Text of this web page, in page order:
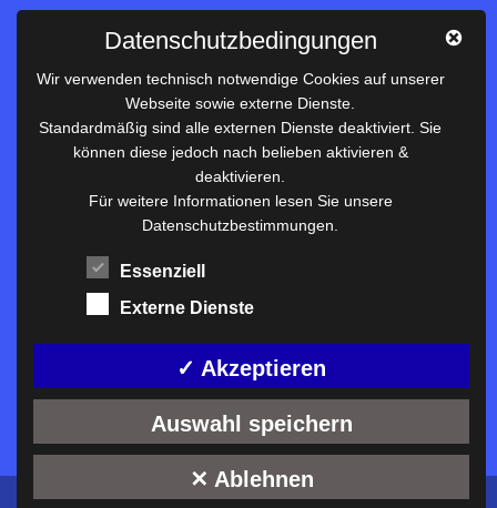
Datenschutz
Nützliches
Vertretungsplan
Unterrichtszeiten
Downloadbereich
Terminkalender
Termine AKTUELL
Anfahrt/Kontakt
Datenschutzbedingungen
Wir verwenden technisch notwendige Cookies auf unserer
Webseite sowie externe Dienste.
Standardmäßig sind alle externen Dienste deaktiviert. Sie
können diese jedoch nach belieben aktivieren &
deaktivieren.
Für weitere Informationen lesen Sie unsere
Datenschutzbestimmungen.
Essenziell
Externe Dienste
✓ Akzeptieren
Auswahl speichern
✕ Ablehnen